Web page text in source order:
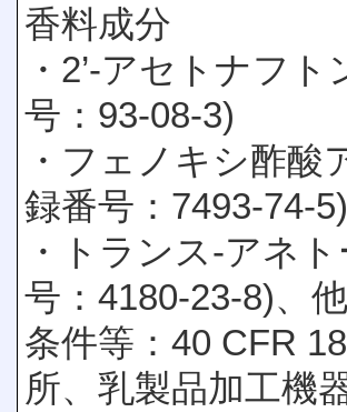
香料成分
・2’-アセトナフ
号：93-08-3)
・フェノキシ酢酸
録番号：7493-74-5)
・トランス-アネ
号：4180-23-8)、他
条件等：40 CFR
所、乳製品加工機